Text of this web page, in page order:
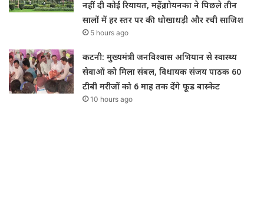
नहीं दी कोई रियायत, महेंद्र गोयनका ने पिछले तीन
सालों में हर स्तर पर की धोखाधड़ी और रची साजिश
5 hours ago
कटनी: मुख्यमंत्री जनविश्वास अभियान से स्वास्थ्य
सेवाओं को मिला संबल, विधायक संजय पाठक 60
टीबी मरीजों को 6 माह तक देंगे फूड बास्केट
10 hours ago